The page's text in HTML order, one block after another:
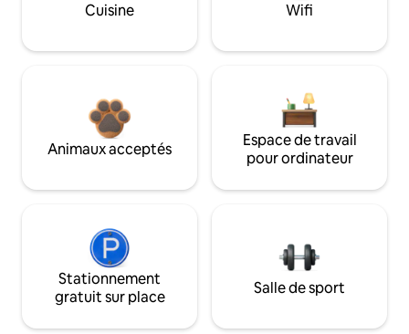
Cuisine Wifi
Animaux acceptés
Espace de travail
pour ordinateur
Stationnement
gratuit sur place
Salle de sport